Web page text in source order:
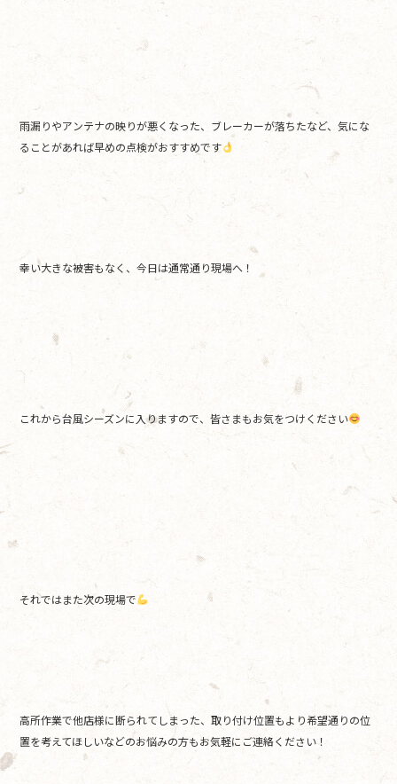
雨漏りやアンテナの映りが悪くなった、ブレーカーが落ちたなど、気にな
ることがあれば早めの点検がおすすめです
幸い大きな被害もなく、今日は通常通り現場へ！
これから台風シーズンに入りますので、皆さまもお気をつけください
それではまた次の現場で
高所作業で他店様に断られてしまった、取り付け位置もより希望通りの位
置を考えてほしいなどのお悩みの方もお気軽にご連絡ください！